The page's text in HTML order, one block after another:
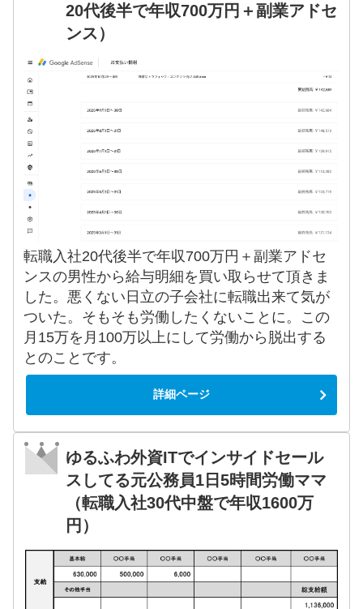
20代後半で年収700万円＋副業アドセ
ンス）
転職入社20代後半で年収700万円＋副業アドセ
ンスの男性から給与明細を買い取らせて頂きま
した。悪くない日立の子会社に転職出来て気が
ついた。そもそも労働したくないことに。この
月15万を月100万以上にして労働から脱出する
とのことです。
詳細ページ
ゆるふわ外資ITでインサイドセール
スしてる元公務員1日5時間労働ママ
（転職入社30代中盤で年収1600万
円）